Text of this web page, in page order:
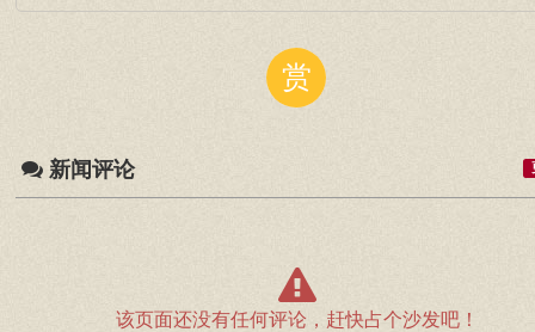
赏
新闻评论
该页面还没有任何评论，赶快占个沙发吧！